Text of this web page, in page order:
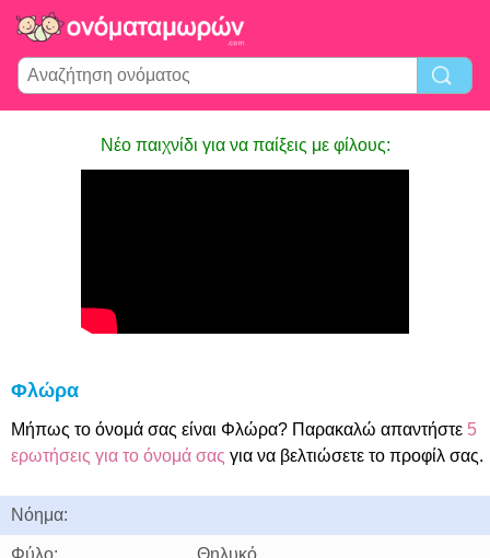
Νέο παιχνίδι για να παίξεις με φίλους:
Φλώρα
Μήπως το όνομά σας είναι Φλώρα? Παρακαλώ απαντήστε 5
ερωτήσεις για το όνομά σας για να βελτιώσετε το προφίλ σας.
Νόημα:
Φύλο: Θηλυκό